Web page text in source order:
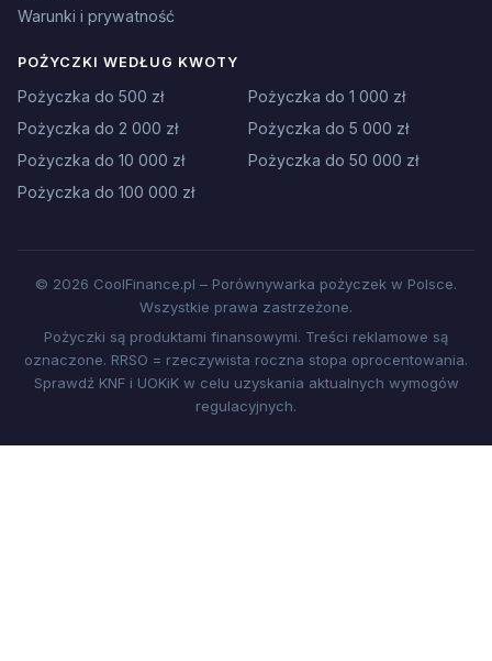
Warunki i prywatność
POŻYCZKI WEDŁUG KWOTY
Pożyczka do 500 zł
Pożyczka do 1 000 zł
Pożyczka do 2 000 zł
Pożyczka do 5 000 zł
Pożyczka do 10 000 zł
Pożyczka do 50 000 zł
Pożyczka do 100 000 zł
© 2026 CoolFinance.pl – Porównywarka pożyczek w Polsce.
Wszystkie prawa zastrzeżone.
Pożyczki są produktami finansowymi. Treści reklamowe są
oznaczone. RRSO = rzeczywista roczna stopa oprocentowania.
Sprawdź KNF i UOKiK w celu uzyskania aktualnych wymogów
regulacyjnych.